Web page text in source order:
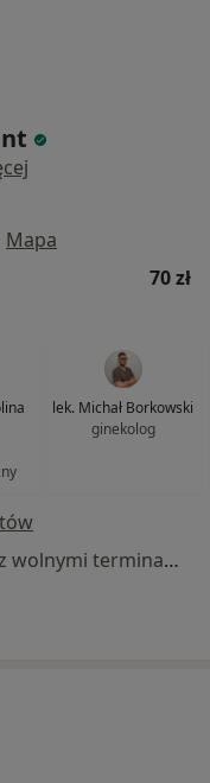
Mapa
70 zł
lek. Michał Borkowski
ginekolog
Brak dostępnych specjalistów z wolnymi terminami w tym centrum medycznym.